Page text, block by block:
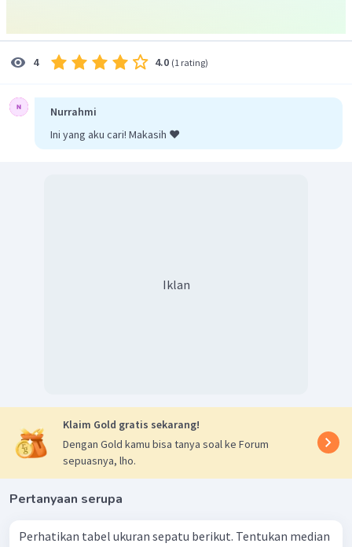
4 4.0 (1 rating)
Nurrahmi
Ini yang aku cari! Makasih ❤️
Iklan
Klaim Gold gratis sekarang!
Dengan Gold kamu bisa tanya soal ke Forum
sepuasnya, lho.
Pertanyaan serupa
Perhatikan tabel ukuran sepatu berikut. Tentukan median